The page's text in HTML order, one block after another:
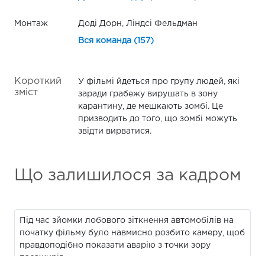
Монтаж Доді Дорн, Ліндсі Фельдман
Вся команда (157)
Короткий
зміст
У фільмі йдеться про групу людей, які
заради грабежу вирушать в зону
карантину, де мешкають зомбі. Це
призводить до того, що зомбі можуть
звідти вирватися.
Що залишилося за кадром
Під час зйомки лобового зіткнення автомобілів на
початку фільму було навмисно розбито камеру, щоб
правдоподібно показати аварію з точки зору